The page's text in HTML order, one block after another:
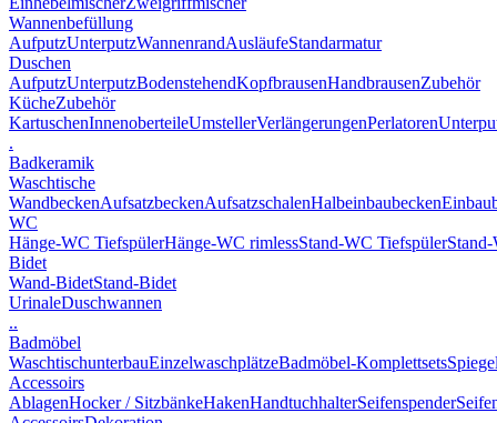
Wannenbefüllung
AufputzUnterputzWannenrandAusläufeStandarmatur
Duschen
AufputzUnterputzBodenstehendKopfbrausenHandbrausenZubehör
KücheZubehör
KartuschenInnenoberteileUmstellerVerlängerungenPerlatoren
.
Badkeramik
Waschtische
WandbeckenAufsatzbeckenAufsatzschalenHalbeinbaubecken
WC
Hänge-WC TiefspülerHänge-WC rimlessStand-WC Tiefspüler
Bidet
Wand-BidetStand-Bidet
UrinaleDuschwannen
..
Badmöbel
WaschtischunterbauEinzelwaschplätzeBadmöbel-Komplettsets
Accessoirs
AblagenHocker / SitzbänkeHakenHandtuchhalterSeifenspender